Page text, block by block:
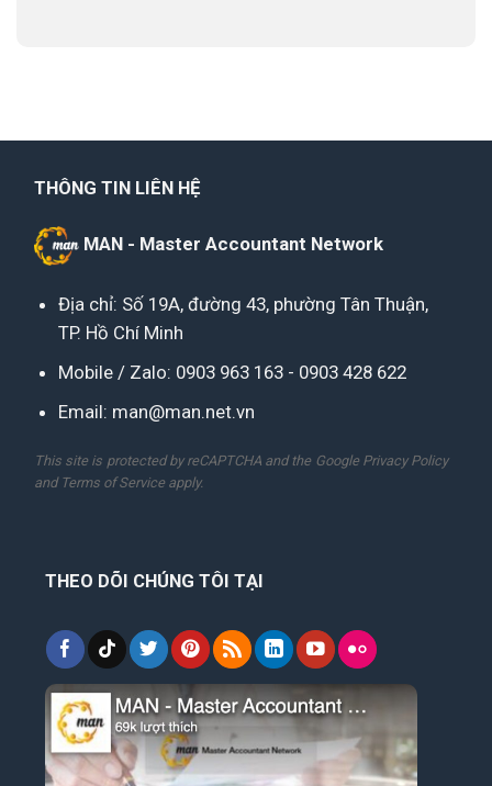
THÔNG TIN LIÊN HỆ
MAN - Master Accountant Network
Địa chỉ: Số 19A, đường 43, phường Tân Thuận,
TP. Hồ Chí Minh
Mobile / Zalo: 0903 963 163- 0903 428 622
Email: man@man.net.vn
This site is protected by reCAPTCHA and the Google Privacy Policy
and Terms of Serviceapply.
THEO DÕI CHÚNG TÔI TẠI